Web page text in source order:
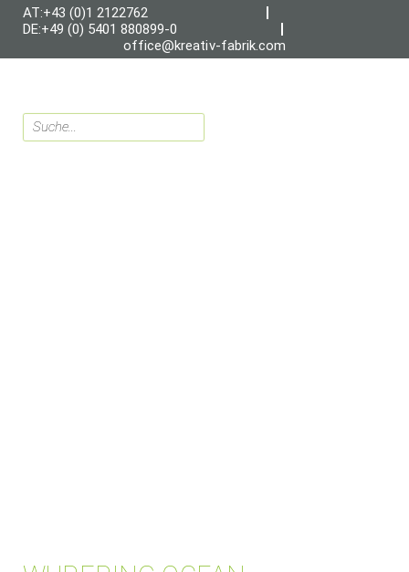
AT:+43 (0)1 2122762
DE:+49 (0) 5401 880899-0
office@kreativ-fabrik.com